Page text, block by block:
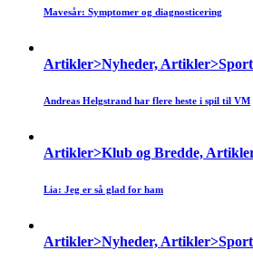
Mavesår: Symptomer og diagnosticering
Artikler>Nyheder, Artikler>Sport
Andreas Helgstrand har flere heste i spil til VM
Artikler>Klub og Bredde,
Lia: Jeg er så glad for ham
Artikler>Nyheder, Artikler>Sport